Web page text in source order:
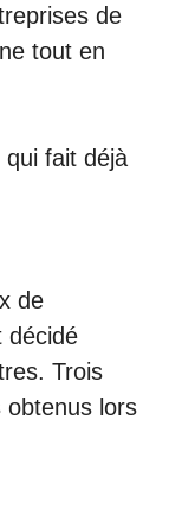
de
tout en
fait déjà
de
décidé
Trois
obtenus lors